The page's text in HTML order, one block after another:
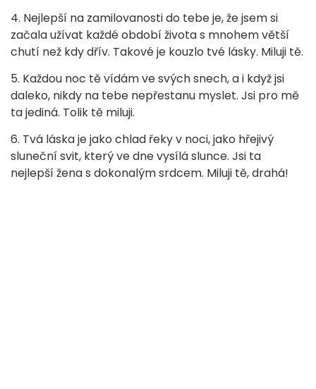
4. Nejlepší na zamilovanosti do tebe je, že jsem si
začala užívat každé období života s mnohem větší
chutí než kdy dřív. Takové je kouzlo tvé lásky. Miluji tě.
5. Každou noc tě vídám ve svých snech, a i když jsi
daleko, nikdy na tebe nepřestanu myslet. Jsi pro mě
ta jediná. Tolik tě miluji.
6. Tvá láska je jako chlad řeky v noci, jako hřejivý
sluneční svit, který ve dne vysílá slunce. Jsi ta
nejlepší žena s dokonalým srdcem. Miluji tě, drahá!